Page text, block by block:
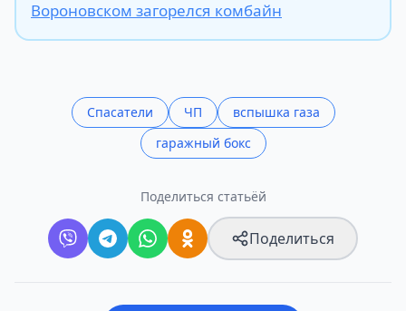
Вороновском загорелся комбайн
Спасатели ЧП
вспышка газа
гаражный бокс
Поделиться статьёй
Поделиться